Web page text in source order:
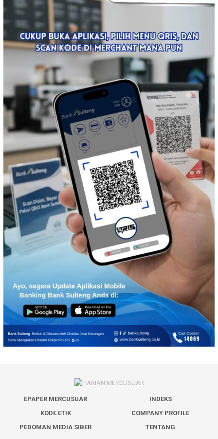
EPAPER MERCUSUAR
INDEKS
KODE ETIK
COMPANY PROFILE
PEDOMAN MEDIA SIBER
TENTANG